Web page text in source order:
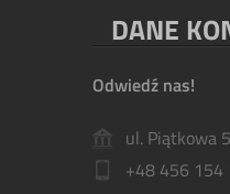
DANE
Odwiedź nas!
ul. Piątkowa
+48 456 154